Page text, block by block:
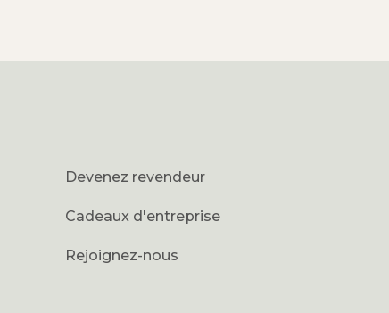
Devenez revendeur
Cadeaux d'entreprise
Rejoignez-nous